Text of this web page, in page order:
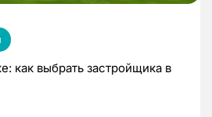
как выбрать застройщика в